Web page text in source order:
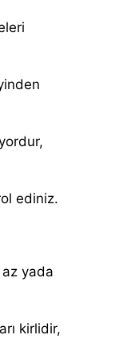
ediniz.
az yada
kirlidir,